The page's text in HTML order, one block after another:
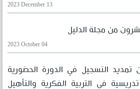
2023 December 13
من مجلة الدليل
2023 October 04
تمديد التسجيل في الدورة الحضورية
في التربية الفكرية والتأهيل